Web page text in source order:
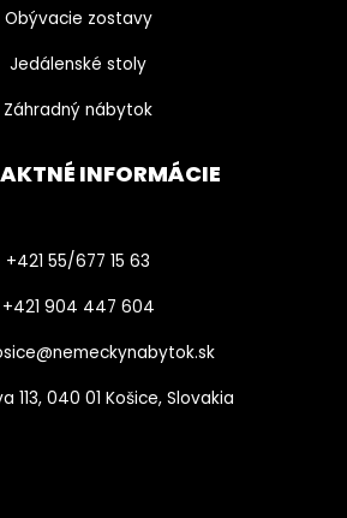
Obývacie zostavy
Jedálenské stoly
Záhradný nábytok
INFORMÁCIE
+421 55/677 15 63
+421 904 447 604​
113, 040 01 Košice, Slovakia